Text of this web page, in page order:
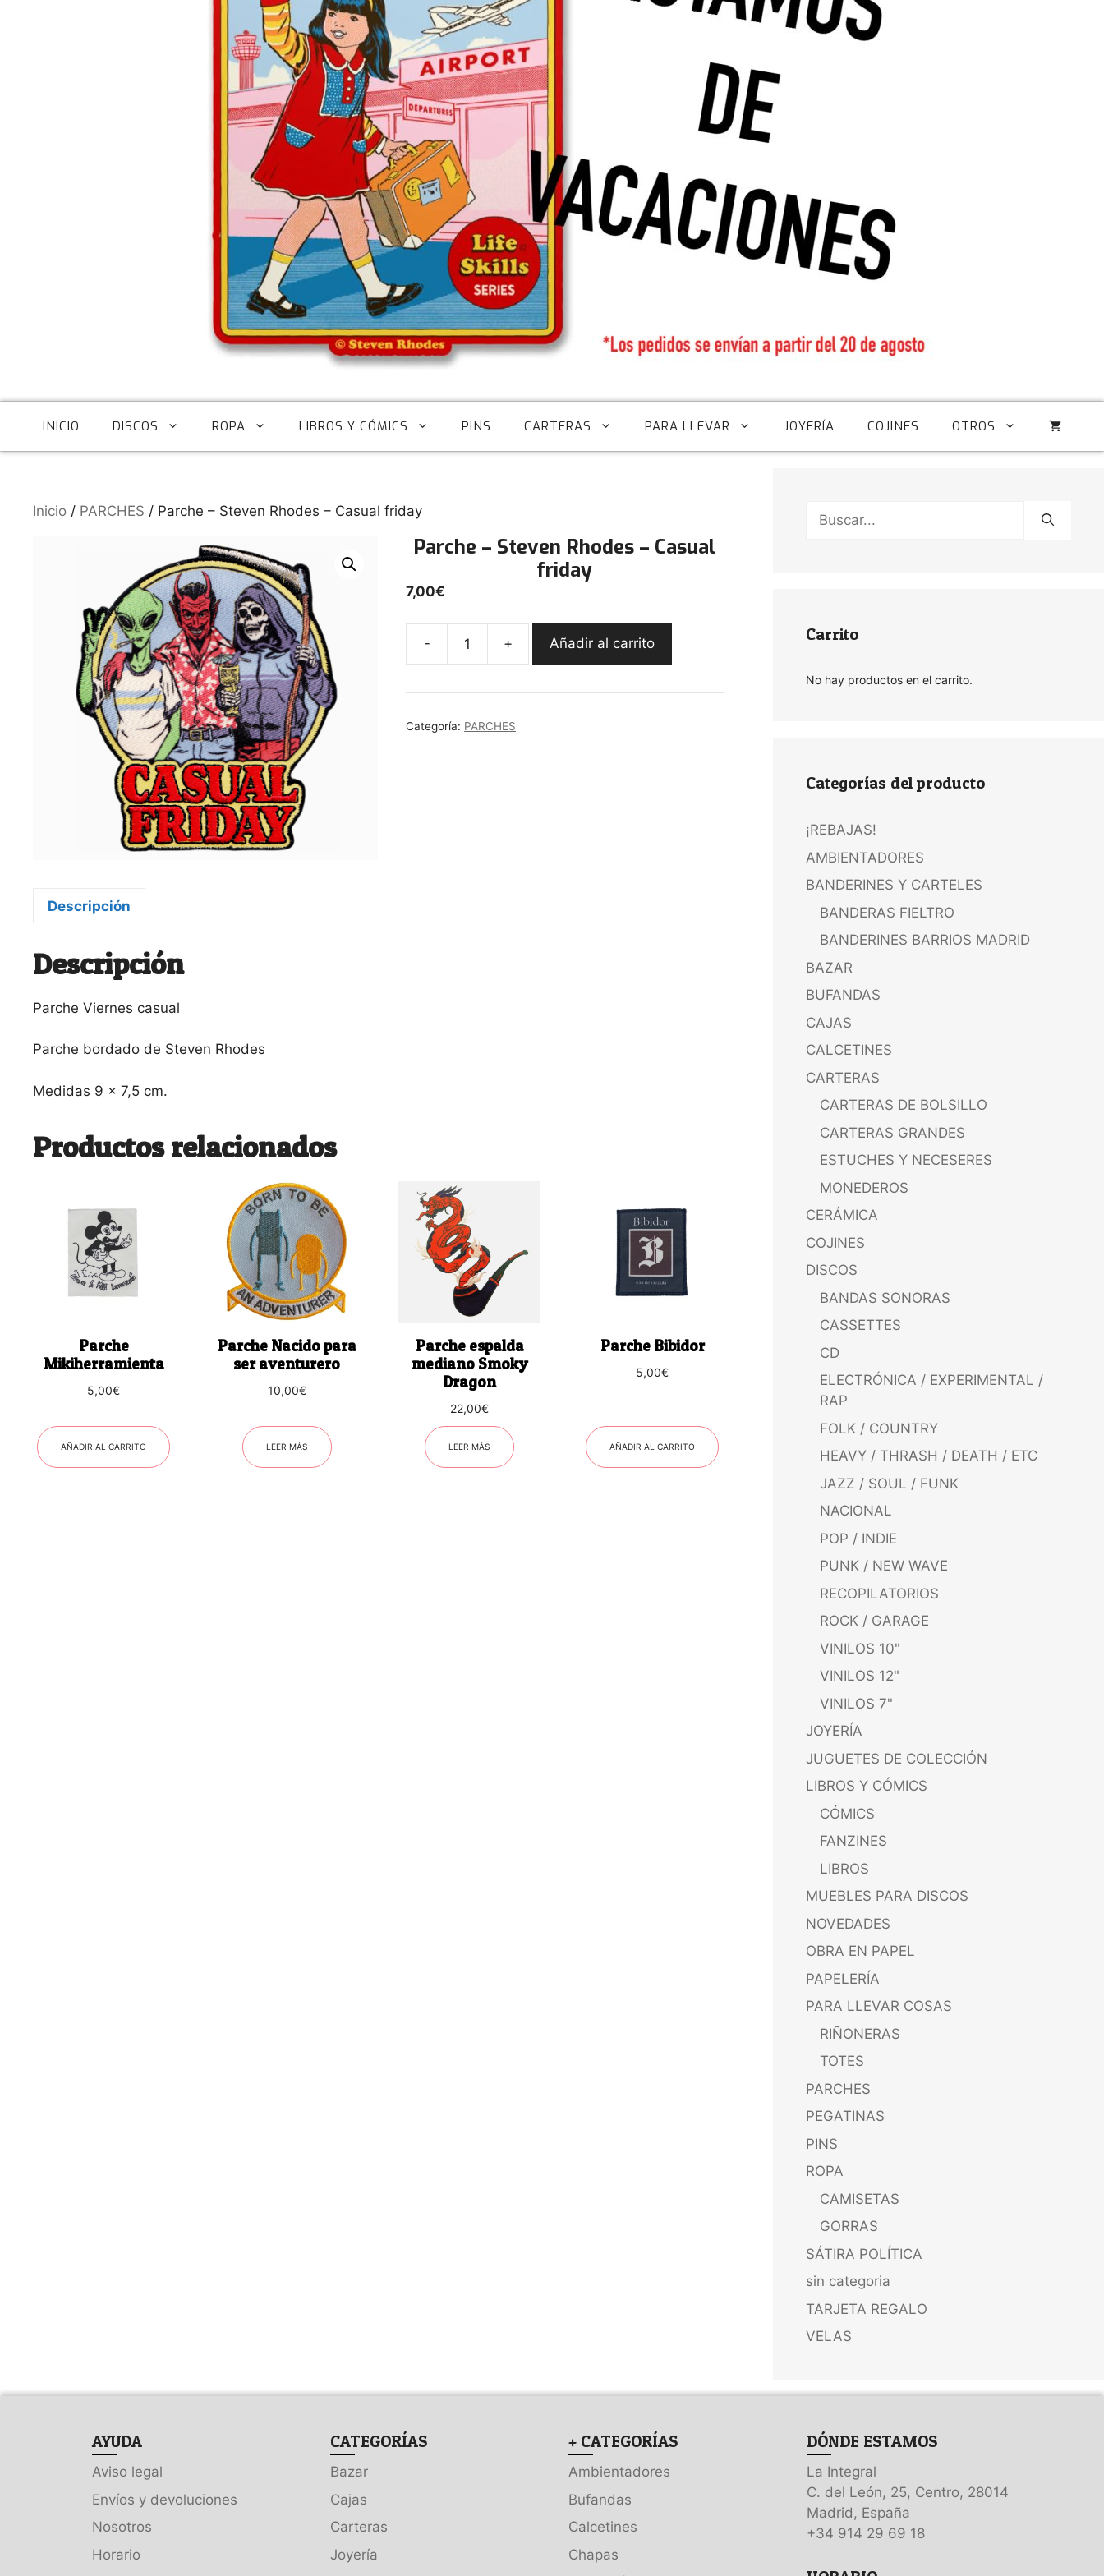
INICIO DISCOS ROPA LIBROS Y CÓMICS PINS CARTERAS PARA LLEVAR JOYERÍA COJINES OTROS
Inicio / PARCHES / Parche – Steven Rhodes – Casual friday
Parche – Steven Rhodes – Casual
friday
7,00€
-
Steven
-
+ Añadir al carrito
Categoría: PARCHES
Descripción
Descripción
Parche Viernes casual
Parche bordado de Steven Rhodes
Medidas 9 x 7,5 cm.
Productos relacionados
Parche
Mikiherramienta
5,00€
AÑADIR AL CARRITO
Parche Nacido para
ser aventurero
10,00€
LEER MÁS
Parche espalda
mediano Smoky
Dragon
22,00€
LEER MÁS
Parche Bibidor
5,00€
AÑADIR AL CARRITO
Buscar:
Carrito
No hay productos en el carrito.
Categorías del producto
¡REBAJAS!
AMBIENTADORES
BANDERINES Y CARTELES
BANDERAS FIELTRO
BANDERINES BARRIOS MADRID
BAZAR
BUFANDAS
CAJAS
CALCETINES
CARTERAS
CARTERAS DE BOLSILLO
CARTERAS GRANDES
ESTUCHES Y NECESERES
MONEDEROS
CERÁMICA
COJINES
DISCOS
BANDAS SONORAS
CASSETTES
CD
ELECTRÓNICA / EXPERIMENTAL /
RAP
FOLK / COUNTRY
HEAVY / THRASH / DEATH / ETC
JAZZ / SOUL / FUNK
NACIONAL
POP / INDIE
PUNK / NEW WAVE
RECOPILATORIOS
ROCK / GARAGE
VINILOS 10"
VINILOS 12"
VINILOS 7"
JOYERÍA
JUGUETES DE COLECCIÓN
LIBROS Y CÓMICS
CÓMICS
FANZINES
LIBROS
MUEBLES PARA DISCOS
NOVEDADES
OBRA EN PAPEL
PAPELERÍA
PARA LLEVAR COSAS
RIÑONERAS
TOTES
PARCHES
PEGATINAS
PINS
ROPA
CAMISETAS
GORRAS
SÁTIRA POLÍTICA
sin categoria
TARJETA REGALO
VELAS
AYUDA
Aviso legal
Envíos y devoluciones
Nosotros
Horario
CATEGORÍAS
Bazar
Cajas
Carteras
Joyería
+ CATEGORÍAS
Ambientadores
Bufandas
Calcetines
Chapas
DÓNDE ESTAMOS
La Integral
C. del León, 25, Centro, 28014
Madrid, España
+34 914 29 69 18